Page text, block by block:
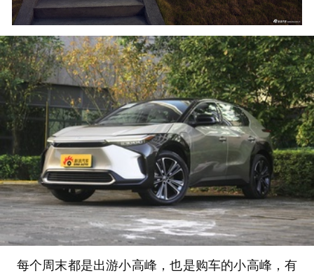
每个周末都是出游小高峰，也是购车的小高峰，有